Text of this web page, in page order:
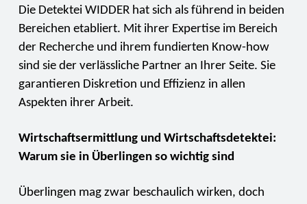
Die Detektei WIDDER hat sich als führend in beiden
Bereichen etabliert. Mit ihrer Expertise im Bereich
der Recherche und ihrem fundierten Know-how
sind sie der verlässliche Partner an Ihrer Seite. Sie
garantieren Diskretion und Effizienz in allen
Aspekten ihrer Arbeit.
Wirtschaftsermittlung und Wirtschaftsdetektei:
Warum sie in Überlingen so wichtig sind
Überlingen mag zwar beschaulich wirken, doch